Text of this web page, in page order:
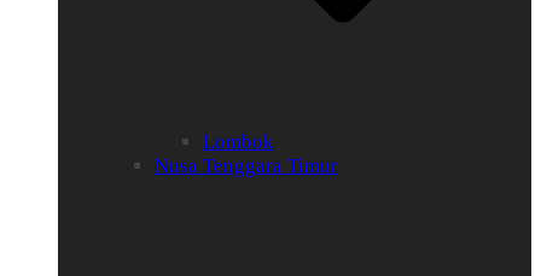
Lombok
Nusa Tenggara Timur